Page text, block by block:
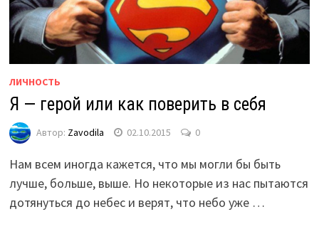
ЛИЧНОСТЬ
Я — герой или как поверить в себя
Автор: Zavodila 02.10.2015 0
Нам всем иногда кажется, что мы могли бы быть
лучше, больше, выше. Но некоторые из нас пытаются
дотянуться до небес и верят, что небо уже …